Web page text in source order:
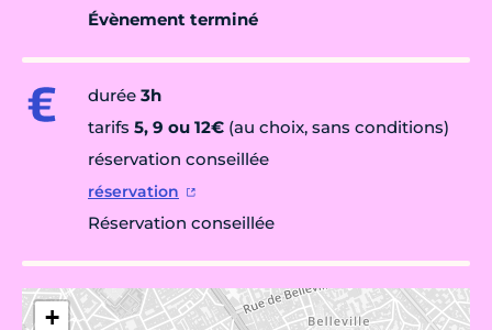
Évènement terminé
durée 3h
tarifs 5, 9 ou 12€ (au choix, sans conditions)
réservation conseillée
réservation
Réservation conseillée
+